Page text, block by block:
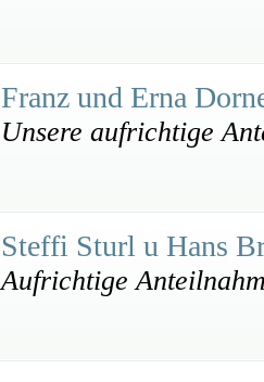
Franz und Erna
Unsere aufrichtige
Steffi Sturl u Hans
Aufrichtige